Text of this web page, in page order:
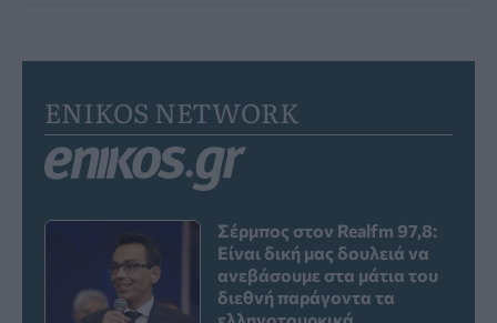
ENIKOS NETWORK
Σέρμπος στον Realfm 97,8:
Είναι δική μας δουλειά να
ανεβάσουμε στα μάτια του
διεθνή παράγοντα τα